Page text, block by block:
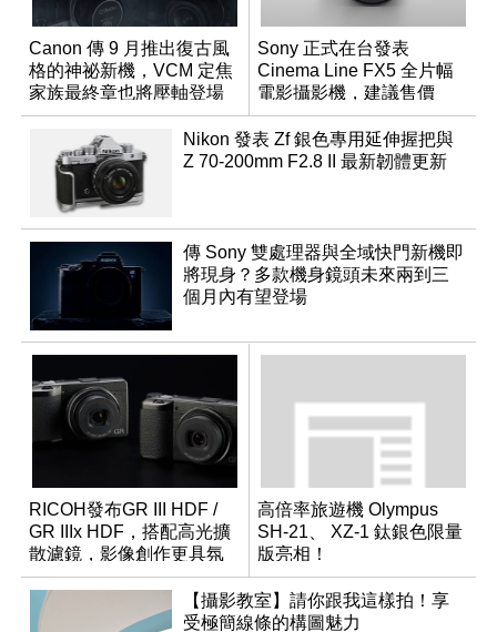
Canon 傳 9 月推出復古風
格的神祕新機，VCM 定焦
家族最終章也將壓軸登場
Sony 正式在台發表
Cinema Line FX5 全片幅
電影攝影機，建議售價
NT$144,980
Nikon 發表 Zf 銀色專用延伸握把與
Z 70-200mm F2.8 II 最新韌體更新
傳 Sony 雙處理器與全域快門新機即
將現身？多款機身鏡頭未來兩到三
個月內有望登場
RICOH發布GR III HDF /
GR IIIx HDF，搭配高光擴
散濾鏡，影像創作更具氛
圍！
高倍率旅遊機 Olympus
SH-21、 XZ-1 鈦銀色限量
版亮相！
【攝影教室】請你跟我這樣拍！享
受極簡線條的構圖魅力